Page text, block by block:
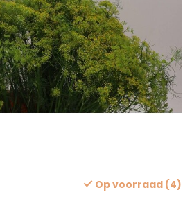
Op voorraad (4)